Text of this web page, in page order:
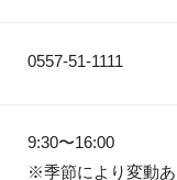
0557-51-1111
9:30〜16:00
※季節により変動あ